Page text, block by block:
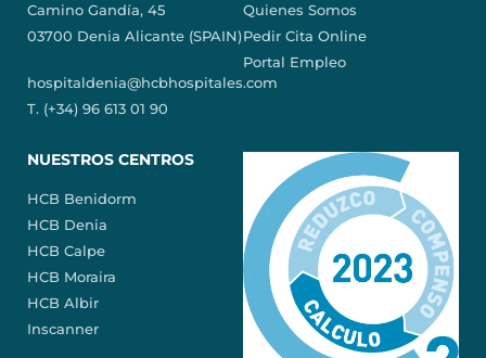
Camino Gandía, 45
03700 Denia Alicante (SPAIN)
hospitaldenia@hcbhospitales.com
T. (+34) 96 613 01 90
Quienes Somos
Pedir Cita Online
Portal Empleo
NUESTROS CENTROS
HCB Benidorm
HCB Denia
HCB Calpe
HCB Moraira
HCB Albir
Inscanner